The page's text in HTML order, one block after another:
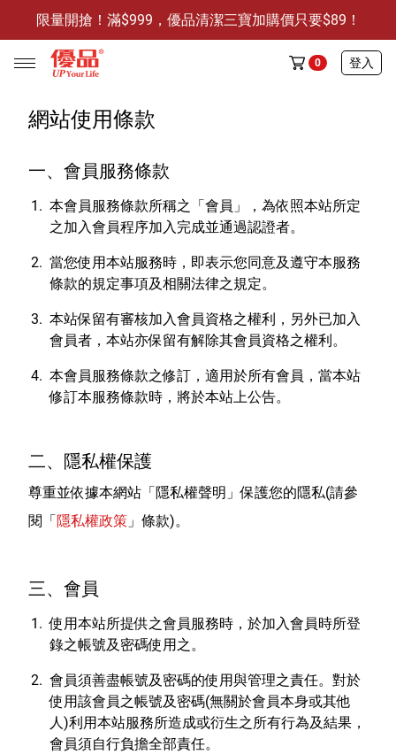
限量開搶！滿$999，優品清潔三寶加購價只要$89！
防霉清潔好幫手-任3件贈保濕抗菌洗手乳
限量開搶！滿$999，優品清潔三寶加購價只要$89！
0 登入
任選活動
🔥任選1件折9元-新老客戶感恩回饋
商品介紹
全部商品
限時特賣
防霉清潔好幫手(任3件，贈抗菌保濕洗手乳)
室內外除蟲專區
浴室清潔專區
強效誘引捕黏板
優品x柴語錄
團購專區
關於優品
會員權益
網站使用條款
一、會員服務條款
本會員服務條款所稱之「會員」，為依照本站所定
之加入會員程序加入完成並通過認證者。
當您使用本站服務時，即表示您同意及遵守本服務
條款的規定事項及相關法律之規定。
本站保留有審核加入會員資格之權利，另外已加入
會員者，本站亦保留有解除其會員資格之權利。
本會員服務條款之修訂，適用於所有會員，當本站
修訂本服務條款時，將於本站上公告。
二、隱私權保護
尊重並依據本網站「隱私權聲明」保護您的隱私(請參
閱「 隱私權政策 」條款)。
三、會員
使用本站所提供之會員服務時，於加入會員時所登
錄之帳號及密碼使用之。
會員須善盡帳號及密碼的使用與管理之責任。對於
使用該會員之帳號及密碼(無關於會員本身或其他
人)利用本站服務所造成或衍生之所有行為及結果，
會員須自行負擔全部責任。